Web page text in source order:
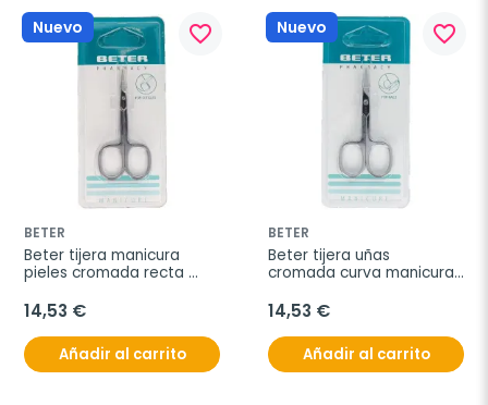
Nuevo favorite_border
BETER
Beter tijera manicura
pieles cromada recta
14,53 €
Añadir al carrito
Nuevo favorite_border
BETER
Beter tijera uñas
cromada curva manicura
14,53 €
Añadir al carrito